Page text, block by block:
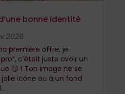
bonne identité
2026
première offre, je
c’était juste avoir un
😏 ! Ton image ne se
icône ou à un fond